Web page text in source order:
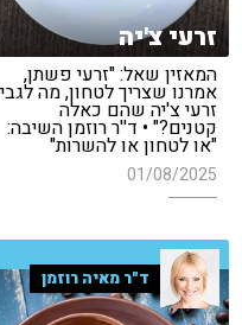
זרעי צ'יה
המאזין שאל: "זרעי פשתן,
אמרנו שצריך לטחון, מה לגבי
זרעי צ'יה שהם כאלה
קטנים?" • ד''ר רוזמן השיבה:
"או לטחון או להשרות"
01/08/2025
ד"ר מאיה רוזמן